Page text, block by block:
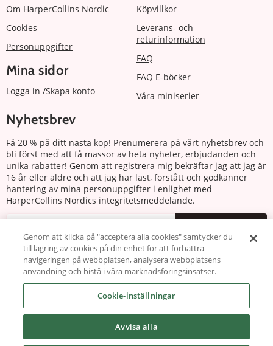
Om HarperCollins Nordic
Cookies
Personuppgifter
Mina sidor
Logga in /Skapa konto
Köpvillkor
Leverans- och
returinformation
FAQ
FAQ E-böcker
Våra miniserier
Nyhetsbrev
Få 20 % på ditt nästa köp! Prenumerera på vårt nyhetsbrev och
bli först med att få massor av heta nyheter, erbjudanden och
unika rabatter! Genom att registrera mig bekräftar jag att jag är
16 år eller äldre och att jag har läst, förstått och godkänner
hantering av mina personuppgifter i enlighet med
HarperCollins Nordics integritetsmeddelande.
Följ oss
Genom att klicka på "acceptera alla cookies" samtycker du
till lagring av cookies på din enhet för att förbättra
navigeringen på webbplatsen, analysera webbplatsens
användning och bistå i våra marknadsföringsinsatser.
Cookie-inställningar
Avvisa alla